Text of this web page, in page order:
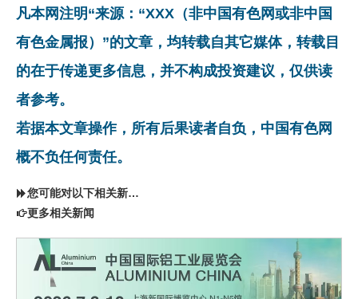
凡本网注明“来源：“XXX（非中国有色网或非中国
有色金属报）”的文章，均转载自其它媒体，转载目
的在于传递更多信息，并不构成投资建议，仅供读
者参考。
若据本文章操作，所有后果读者自负，中国有色网
概不负任何责任。
您可能对以下相关新闻同样感兴趣
更多相关新闻